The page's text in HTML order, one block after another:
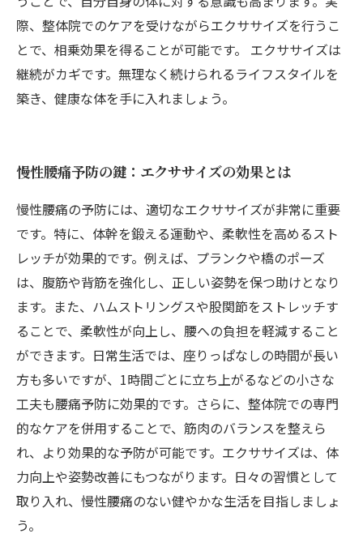
際、整体院でのケアを受けながらエクササイズを行うこ
とで、相乗効果を得ることが可能です。 エクササイズは
継続がカギです。無理なく続けられるライフスタイルを
築き、健康な体を手に入れましょう。
慢性腰痛予防の鍵：エクササイズの効果とは
慢性腰痛の予防には、適切なエクササイズが非常に重要
です。特に、体幹を鍛える運動や、柔軟性を高めるスト
レッチが効果的です。例えば、プランクや橋のポーズ
は、腹筋や背筋を強化し、正しい姿勢を保つ助けとなり
ます。また、ハムストリングスや股関節をストレッチす
ることで、柔軟性が向上し、腰への負担を軽減すること
ができます。日常生活では、座りっぱなしの時間が長い
方も多いですが、1時間ごとに立ち上がるなどの小さな
工夫も腰痛予防に効果的です。さらに、整体院での専門
的なケアを併用することで、筋肉のバランスを整えら
れ、より効果的な予防が可能です。エクササイズは、体
力向上や姿勢改善にもつながります。日々の習慣として
取り入れ、慢性腰痛のない健やかな生活を目指しましょ
う。